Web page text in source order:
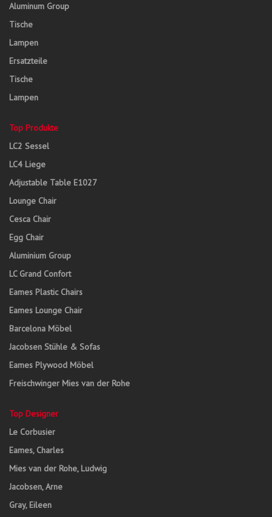
Aluminum Group
Tische
Lampen
Ersatzteile
Tische
Lampen
Top Produkte
LC2 Sessel
LC4 Liege
Adjustable Table E1027
Lounge Chair
Cesca Chair
Egg Chair
Aluminium Group
LC Grand Confort
Eames Plastic Chairs
Eames Lounge Chair
Barcelona Möbel
Jacobsen Stühle & Sofas
Eames Plywood Möbel
Freischwinger Mies van der Rohe
Top Designer
Le Corbusier
Eames, Charles
Mies van der Rohe, Ludwig
Jacobsen, Arne
Gray, Eileen